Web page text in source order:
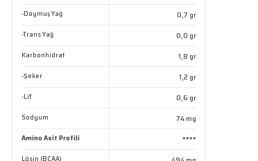
-Doymuş Yağ 0,7 gr
-Trans Yağ 0,0 gr
Karbonhidrat 1,8 gr
-Şeker 1,2 gr
-Lif 0,6 gr
Sodyum 74 mg
Amino Asit Profili ****
Lösin (BCAA)